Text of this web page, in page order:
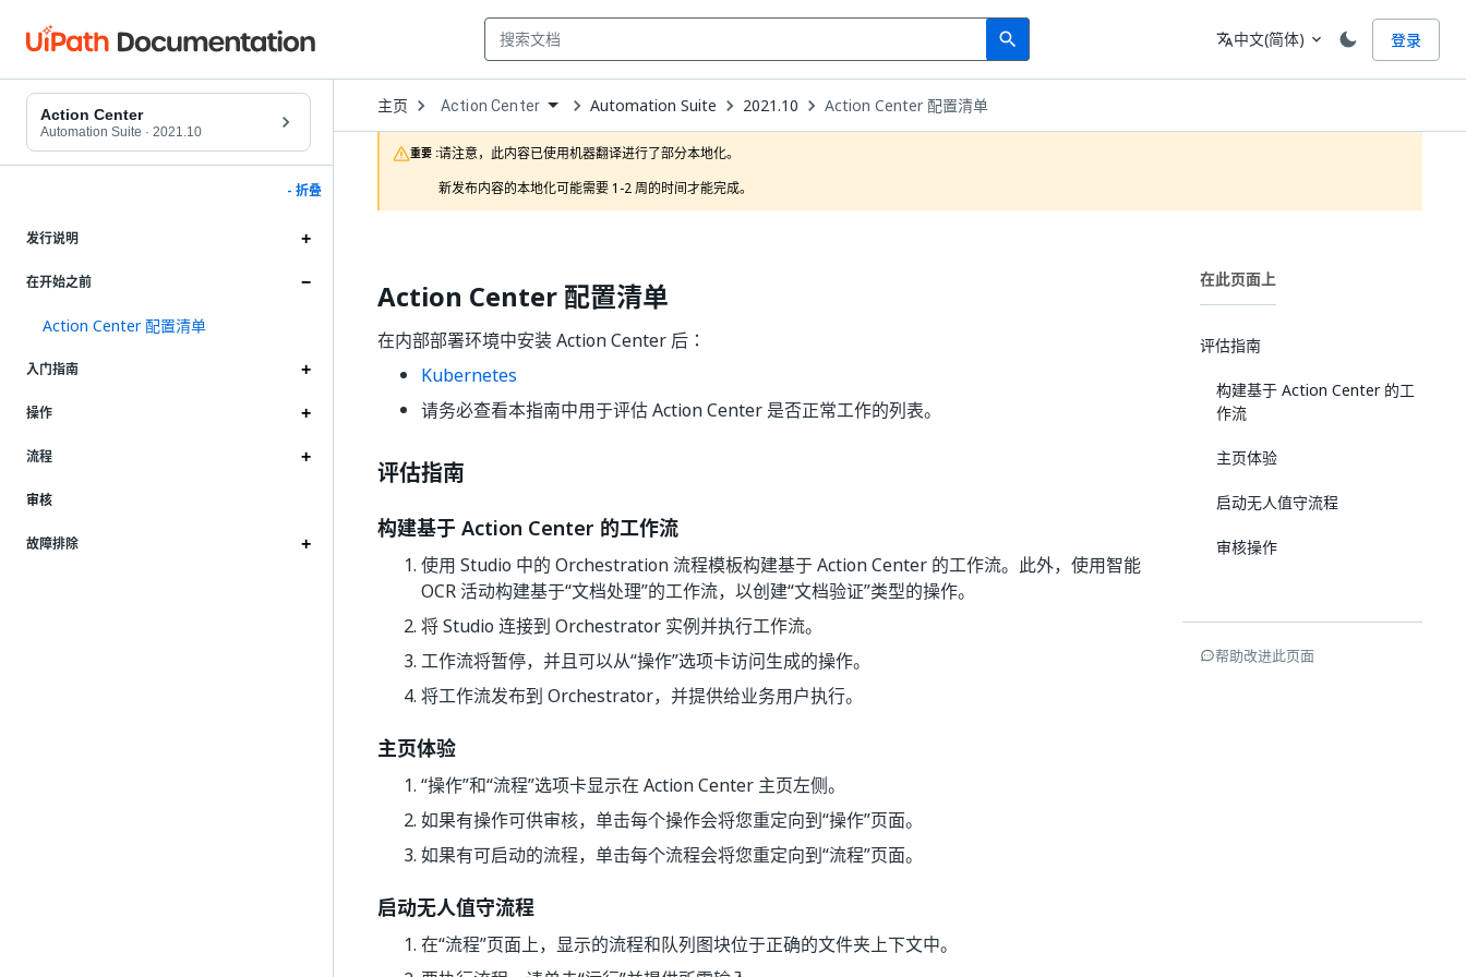
search
Search 语言
translate中文(简体) expand_more 登录
Action Center
Automation Suite · 2021.10
- 折叠
发行说明
在开始之前
Action Center 配置清单
入门指南
操作
流程
审核
故障排除
主页 Open
Dropdown
to
choose
product
Action Center Automation Suite 2021.10 Action Center 配置清单
重要 :请注意，此内容已使用机器翻译进行了部分本地化。
新发布内容的本地化可能需要 1-2 周的时间才能完成。
Action Center 配置清单
在内部部署环境中安装 Action Center 后：
Kubernetes
请务必查看本指南中用于评估 Action Center 是否正常工作的列表。
评估指南
构建基于 Action Center 的工作流
使用 Studio 中的 Orchestration 流程模板构建基于 Action Center 的工作流。此外，使用智能
OCR 活动构建基于“文档处理”的工作流，以创建“文档验证”类型的操作。
将 Studio 连接到 Orchestrator 实例并执行工作流。
工作流将暂停，并且可以从“操作”选项卡访问生成的操作。
将工作流发布到 Orchestrator，并提供给业务用户执行。
主页体验
“操作”和“流程”选项卡显示在 Action Center 主页左侧。
如果有操作可供审核，单击每个操作会将您重定向到“操作”页面。
如果有可启动的流程，单击每个流程会将您重定向到“流程”页面。
启动无人值守流程
在“流程”页面上，显示的流程和队列图块位于正确的文件夹上下文中。
在此页面上
评估指南
构建基于 Action Center 的工
作流
主页体验
启动无人值守流程
审核操作
帮助改进此页面